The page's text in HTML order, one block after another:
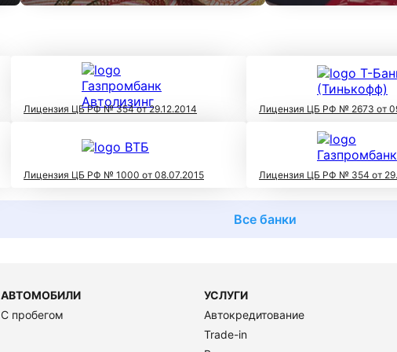
Лицензия ЦБ РФ № 354 от 29.12.2014 Лицензия ЦБ РФ № 2673 от
Лицензия ЦБ РФ № 1000 от 08.07.2015 Лицензия ЦБ РФ № 354 от
Все банки
АВТОМОБИЛИ
C пробегом
УСЛУГИ
Автокредитование
Trade-in